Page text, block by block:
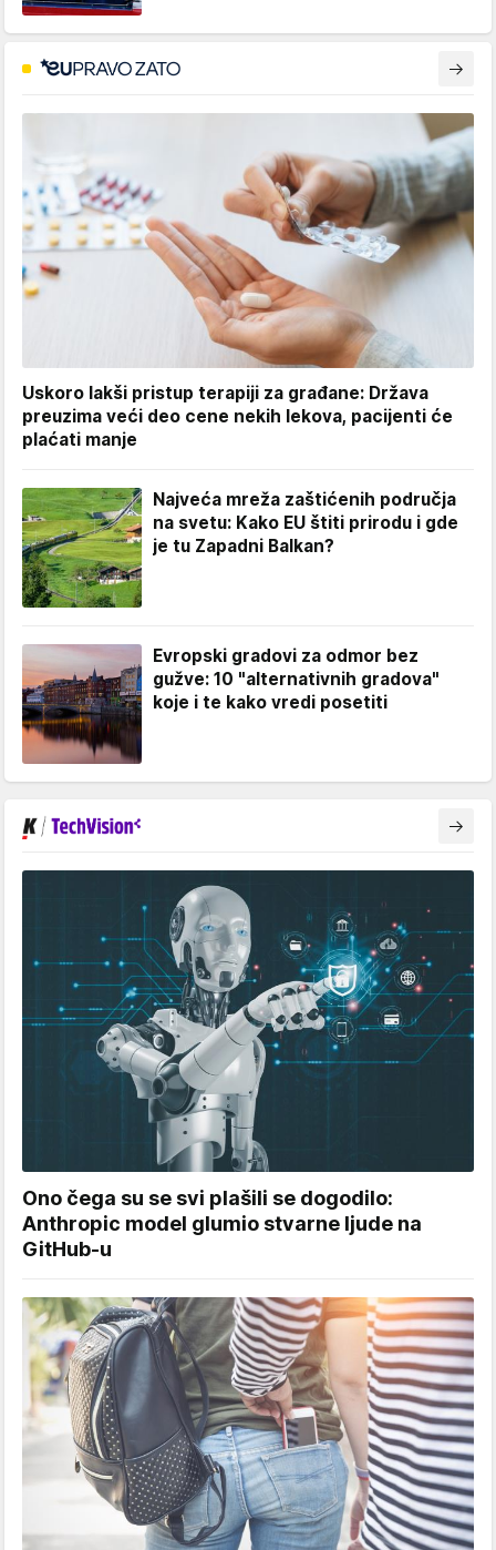
Uskoro lakši pristup terapiji za građane: Država
preuzima veći deo cene nekih lekova, pacijenti će
plaćati manje
Najveća mreža zaštićenih područja
na svetu: Kako EU štiti prirodu i gde
je tu Zapadni Balkan?
Evropski gradovi za odmor bez
gužve: 10 "alternativnih gradova"
koje i te kako vredi posetiti
Ono čega su se svi plašili se dogodilo:
Anthropic model glumio stvarne ljude na
GitHub-u